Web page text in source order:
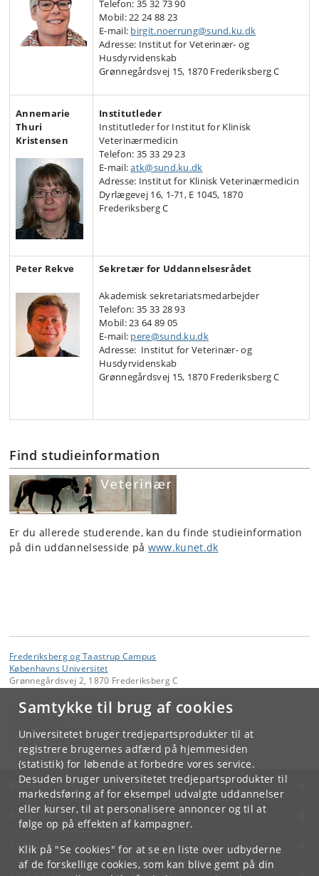
Samtykke til brug af cookies
Universitetet bruger tredjepartsprodukter til at
registrere brugernes adfærd på hjemmesiden
(statistik) for løbende at forbedre vores service.
Desuden bruger universitetet tredjepartsprodukter til
markedsføring af for eksempel udvalgte uddannelser
eller kurser, til at personalisere annoncer og til at
følge op på effekten af kampagner.
Klik på "Se cookies" for at se en liste over udbyderne
af de forskellige cookies, som kan blive gemt på din
Telefon: 35 32 73 90
Mobil: 22 24 88 23
E-mail: birgit.noerrung@sund.ku.dk
Adresse: Institut for Veterinær- og
Husdyrvidenskab
Grønnegårdsvej 15, 1870 Frederiksberg C
Annemarie
Thuri
Kristensen
Institutleder
Institutleder for Institut for Klinisk
Veterinærmedicin
Telefon: 35 33 29 23
E-mail:atk@sund.ku.dk
Adresse: Institut for Klinisk Veterinærmedicin
Dyrlægevej 16, 1-71, E 1045, 1870
Frederiksberg C
Peter Rekve Sekretær for Uddannelsesrådet
Akademisk sekretariatsmedarbejder
Telefon: 35 33 28 93
Mobil: 23 64 89 05
E-mail: pere@sund.ku.dk
Adresse: Institut for Veterinær- og
Husdyrvidenskab
Grønnegårdsvej 15, 1870 Frederiksberg C
Find studieinformation
Er du allerede studerende, kan du finde studieinformation
på din uddannelsesside på www.kunet.dk
Frederiksberg og Taastrup Campus
Københavns Universitet
Grønnegårdsvej 2, 1870 Frederiksberg C
Kontakt:
Sekretariatet
ivh-mail@sund.ku. dk
KØBENHAVNS UNIVERSITET
KONTAKT
SERVICES